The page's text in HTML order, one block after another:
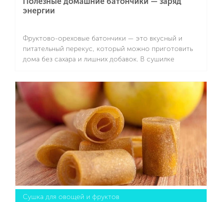
энергии
Фруктово-ореховые батончики — это вкусный и
питательный перекус, который можно приготовить
дома без сахара и лишних добавок. В сушилке
поддонов и максимальная загрузка — пять
килограмм) они готовятся при низкой температуре,
сохраняя витамины, клетчатку и вкус.
Подробнее
Сушка для овощей и фруктов